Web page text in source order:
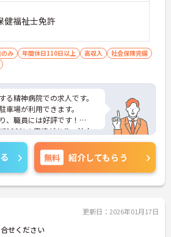
福祉士免許
のみ 年間休日110日以上 高収入
社会保険完備
る精神病院での求人です。
車場が利用できます。
、職員には好評です！
100％の実績があり、法人
用可能！！
にお問い合わせ下さい。
無料 紹介してもらう
更新日：2026年01月17日
せください